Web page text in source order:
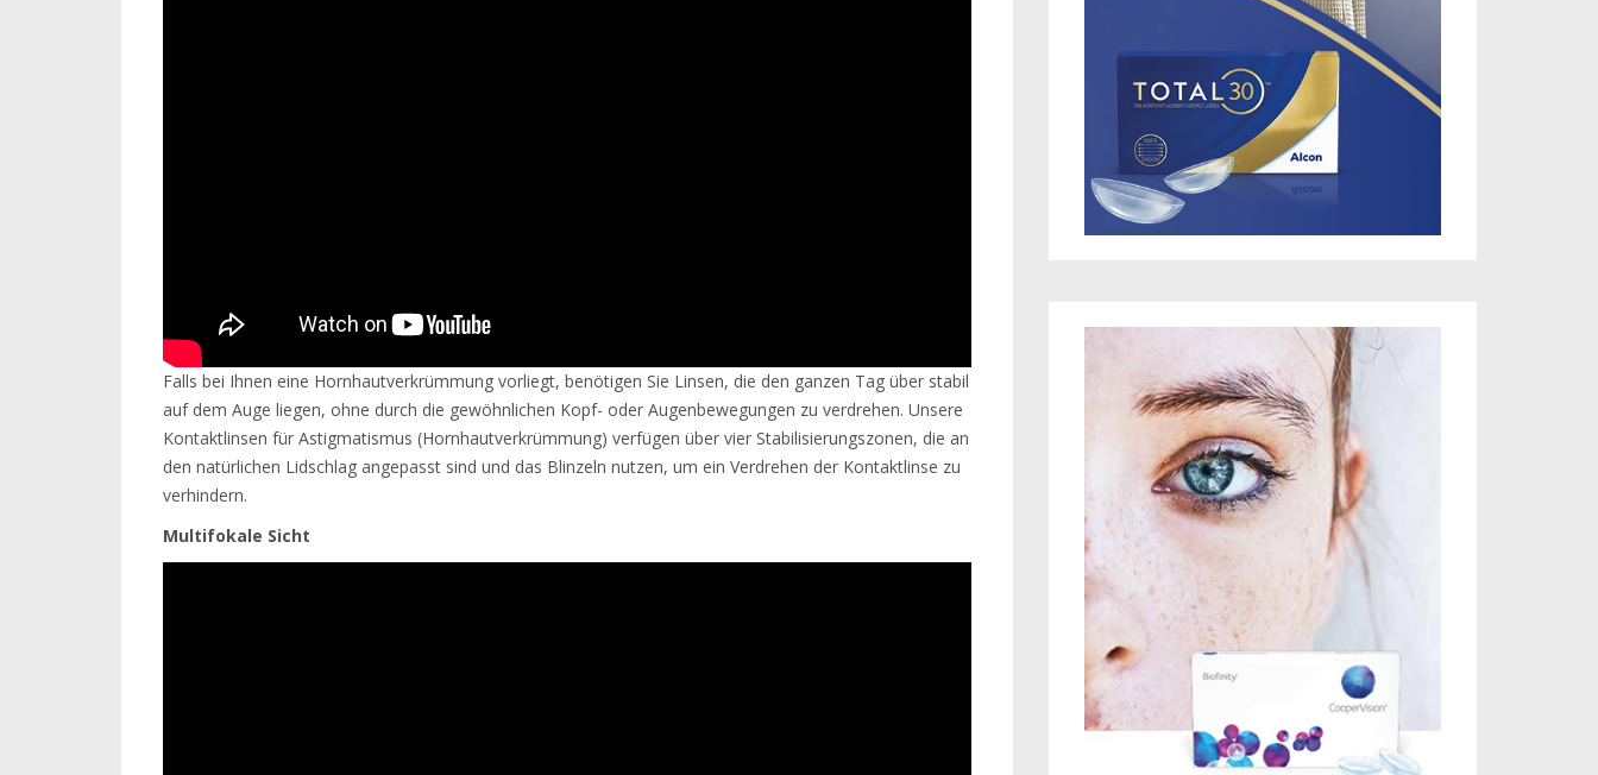
Falls bei Ihnen eine Hornhautverkrümmung vorliegt, benötigen Sie Linsen, die den ganzen Tag über stabil
auf dem Auge liegen, ohne durch die gewöhnlichen Kopf- oder Augenbewegungen zu verdrehen. Unsere
Kontaktlinsen für Astigmatismus (Hornhautverkrümmung) verfügen über vier Stabilisierungszonen, die an
den natürlichen Lidschlag angepasst sind und das Blinzeln nutzen, um ein Verdrehen der Kontaktlinse zu
verhindern.
Multifokale Sicht